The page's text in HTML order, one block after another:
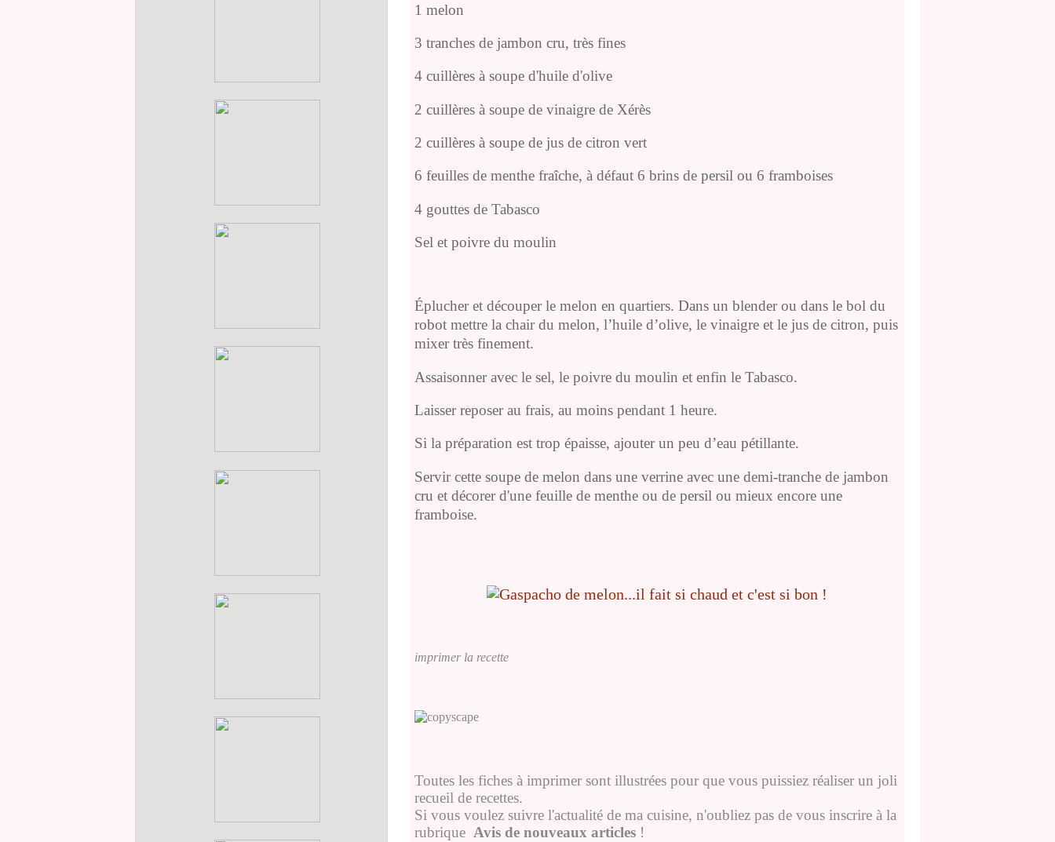
1 melon
3 tranches de jambon cru, très fines
4 cuillères à soupe d'huile d'olive
2 cuillères à soupe de vinaigre de Xérès
2 cuillères à soupe de jus de citron vert
6 feuilles de menthe fraîche, à défaut 6 brins de persil ou 6 framboises
4 gouttes de Tabasco
Sel et poivre du moulin
Éplucher et découper le melon en quartiers. Dans un blender ou dans le bol du
robot mettre la chair du melon, l’huile d’olive, le vinaigre et le jus de citron, puis
mixer très finement.
Assaisonner avec le sel, le poivre du moulin et enfin le Tabasco.
Laisser reposer au frais, au moins pendant 1 heure.
Si la préparation est trop épaisse, ajouter un peu d’eau pétillante.
Servir cette soupe de melon dans une verrine avec une demi-tranche de jambon
cru et décorer d'une feuille de menthe ou de persil ou mieux encore une
framboise.
imprimer la recette
Toutes les fiches à imprimer sont illustrées pour que vous puissiez réaliser un joli
recueil de recettes.
Si vous voulez suivre l'actualité de ma cuisine, n'oubliez pas de vous inscrire à la
rubrique Avis de nouveaux articles !